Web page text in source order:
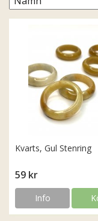
Kvarts, Gul Stenring
59 kr
Info